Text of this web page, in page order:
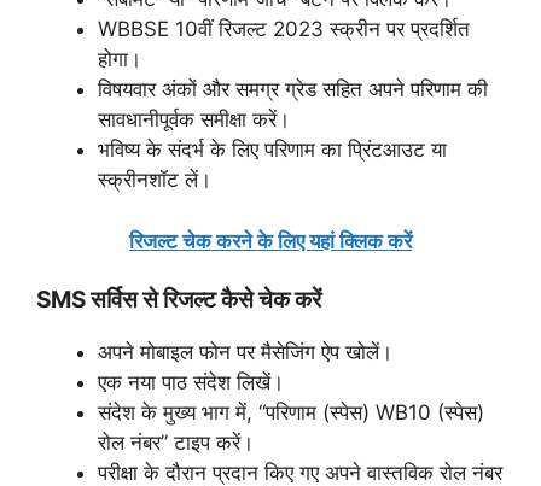
WBBSE 10वीं रिजल्ट 2023 स्क्रीन पर प्रदर्शित
होगा।
विषयवार अंकों और समग्र ग्रेड सहित अपने परिणाम की
सावधानीपूर्वक समीक्षा करें।
भविष्य के संदर्भ के लिए परिणाम का प्रिंटआउट या
स्क्रीनशॉट लें।
रिजल्ट चेक करने के लिए यहां क्लिक करें
SMS सर्विस से रिजल्ट कैसे चेक करें
अपने मोबाइल फोन पर मैसेजिंग ऐप खोलें।
एक नया पाठ संदेश लिखें।
संदेश के मुख्य भाग में, “परिणाम (स्पेस) WB10 (स्पेस)
रोल नंबर” टाइप करें।
परीक्षा के दौरान प्रदान किए गए अपने वास्तविक रोल नंबर